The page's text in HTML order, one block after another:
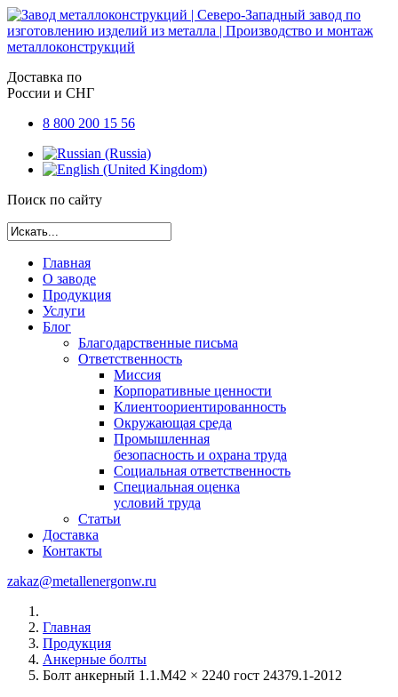
Доставка по
России и СНГ
8 800 200 15 56
Поиск по сайту
Главная
О заводе
Продукция
Услуги
Блог
Благодарственные письма
Ответственность
Миссия
Корпоративные ценности
Клиентоориентированность
Окружающая среда
Промышленная
безопасность и охрана труда
Социальная ответственность
Специальная оценка
условий труда
Статьи
Доставка
Контакты
zakaz@metallenergonw.ru
Главная
Продукция
Анкерные болты
Болт анкерный 1.1.М42 × 2240 гост 24379.1-2012